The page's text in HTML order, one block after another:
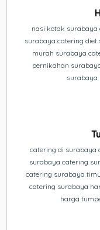
nasi kotak
surabaya catering
murah surabaya
pernikahan
surabaya
catering di surabaya
surabaya catering
catering surabaya
catering surabaya
harga